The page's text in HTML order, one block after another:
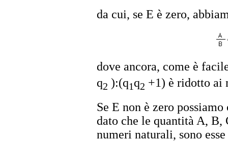
da cui, se E è zero,
dove ancora, come è
q2 ):(q1q2 +1) è ridotto
Se E non è zero
dato che le quantità A, B,
numeri naturali, sono